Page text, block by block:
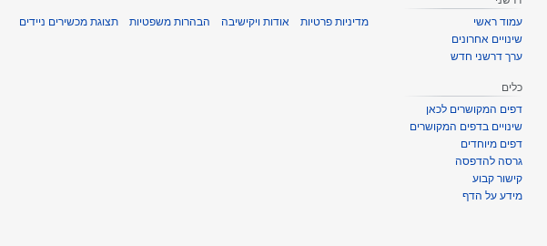
עמוד ראשי
שינויים אחרונים
ערך דרשני חדש
כלים
דפים המקושרים לכאן
שינויים בדפים המקושרים
דפים מיוחדים
גרסה להדפסה
קישור קבוע
מידע על הדף
מדיניות פרטיות אודות ויקישיבה הבהרות משפטיות תצוגת מכשירים ניידים